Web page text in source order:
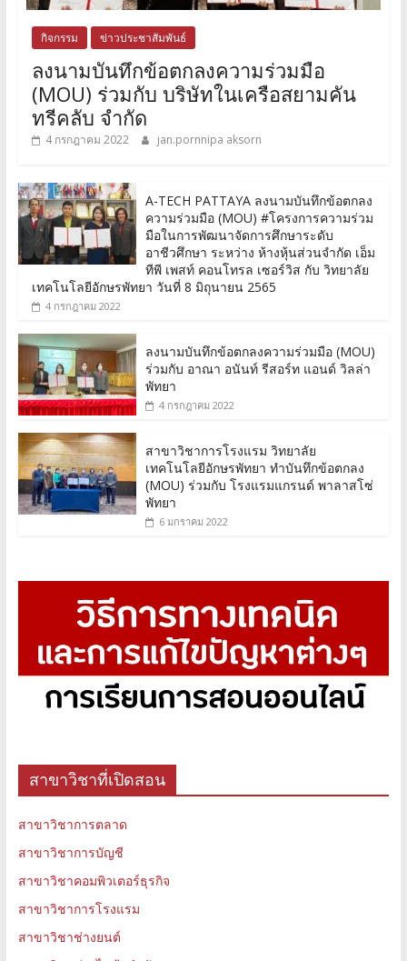
กิจกรรม ข่าวประชาสัมพันธ์
ลงนามบันทึกข้อตกลงความร่วมมือ
(MOU) ร่วมกับ บริษัทในเครือสยามคัน
ทรีคลับ จำกัด
4 กรกฎาคม 2022 jan.pornnipa aksorn
A-TECH PATTAYA ลงนามบันทึกข้อตกลง
ความร่วมมือ (MOU) #โครงการความร่วม
มือในการพัฒนาจัดการศึกษาระดับ
อาชีวศึกษา ระหว่าง ห้างหุ้นส่วนจำกัด เอ็ม
ทีพี เพสท์ คอนโทรล เซอร์วิส กับ วิทยาลัย
เทคโนโลยีอักษรพัทยา วันที่ 8 มิถุนายน 2565
4 กรกฎาคม 2022
ลงนามบันทึกข้อตกลงความร่วมมือ (MOU)
ร่วมกับ อาณา อนันท์ รีสอร์ท แอนด์ วิลล่า
พัทยา
4 กรกฎาคม 2022
สาขาวิชาการโรงแรม วิทยาลัย
เทคโนโลยีอักษรพัทยา ทำบันทึกข้อตกลง
(MOU) ร่วมกับ โรงแรมแกรนด์ พาลาสโซ่
พัทยา
6 มกราคม 2022
สาขาวิชาที่เปิดสอน
สาขาวิชาการตลาด
สาขาวิชาการบัญชี
สาขาวิชาคอมพิวเตอร์ธุรกิจ
สาขาวิชาการโรงแรม
สาขาวิชาช่างยนต์